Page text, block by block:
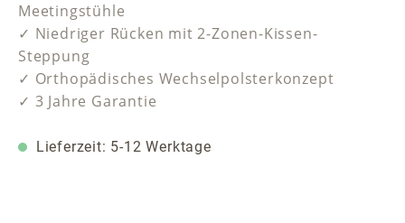
Meetingstühle
✓ Niedriger Rücken mit 2-Zonen-Kissen-
Steppung
✓ Orthopädisches Wechselpolsterkonzept
✓ 3 Jahre Garantie
Lieferzeit: 5-12 Werktage